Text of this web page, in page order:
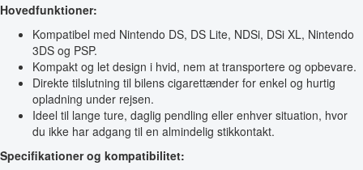
Hovedfunktioner:
Kompatibel med Nintendo DS, DS Lite, NDSi, DSi XL, Nintendo
3DS og PSP.
Kompakt og let design i hvid, nem at transportere og opbevare.
Direkte tilslutning til bilens cigarettænder for enkel og hurtig
opladning under rejsen.
Ideel til lange ture, daglig pendling eller enhver situation, hvor
du ikke har adgang til en almindelig stikkontakt.
Specifikationer og kompatibilitet: